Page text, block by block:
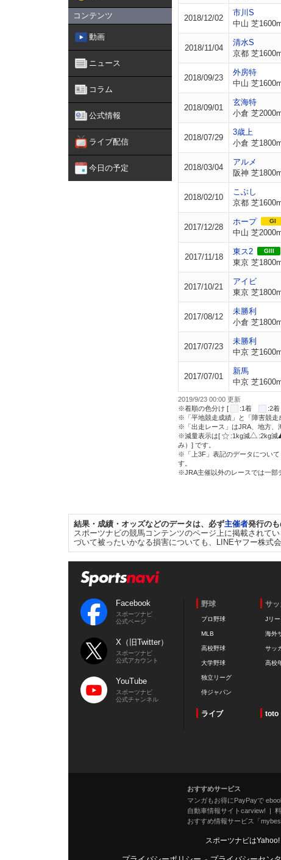
コンテンツ
動画
ニュース
コラム
公式情報
ライブ配信
今日の予定
2018/12/02
市川S
中山 芝
2018/11/04
清水S
京都 芝
2018/09/23
外房特
中山 芝
2018/09/01
玄海特
小倉 芝
2018/07/29
3歳上
小倉 芝
2018/03/04
アルメ
阪神 芝
2018/02/10
こぶし
京都 芝
2017/12/28
ホープ GI
中山 芝
2017/11/18
東ス2 GIII
東京 芝
2017/10/21
アイビ
東京 芝
2017/08/12
未勝利
小倉 芝
2017/07/23
未勝利
中京 芝
2017/07/01
新馬
中京 芝
2019/9/23 00:00 更新
※着順の色分け [
:1着 :2
※「平地競走成績」と「障害競走
※「出走レース」はJRA、地方、
※減量表示は[
:1kg減 :2kg減
み）] です。
※「上3F」表記のデータについ
す。
※JRA主催以外のレースでは一部
結果・成績・オッズなどのデータは、必ず主催者発行のも
スポーツナビの競馬コンテンツのページ上に掲載されて
づいて被ったいかなる損害についても、LINEヤフー株式
Facebook
スポーツナビ
公式ページ
X（旧Twitter）
スポーツナビ
公式アカウント
YouTube
スポーツナビ
公式チャンネル
野球
プロ野球
MLB
高校野球
大学野球
独立リーグ
侍ジャパン
サ
Jリ
海外
サッ
高校
ライブ toto
おすすめサービス
マンガもお得にPayPayで
自動車情報サイトcarview!
おすすめ情報サービス「mybest
スポーツナビは